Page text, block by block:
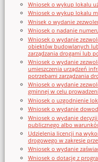
Wniosek o wykup lokalu
Wniosek o wykup lokalu
Wnisek o wydanie
Wniosek o nadanie
Wniosek o wydanie
obiektów budowlanych
zarządzania drogami lub
Wniosek o wydanie
umieszczenia urządzeń
potrzebami zarządzania
Wniosek o wydanie
gminnej w celu
Wniosek o uzgodnienie
Wniosek o wydanie
Wniosek o wydanie
publicznego albo
Udzielenia licencji na
drogowego w zakresie
Wniosek o wydanie
Wniosek o dotację z